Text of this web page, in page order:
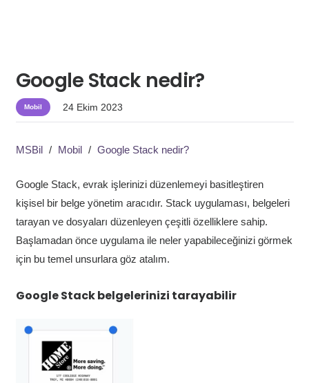
Google Stack nedir?
Mobil 24 Ekim 2023
MSBil / Mobil / Google Stack nedir?
Google Stack, evrak işlerinizi düzenlemeyi basitleştiren
kişisel bir belge yönetim aracıdır. Stack uygulaması, belgeleri
tarayan ve dosyaları düzenleyen çeşitli özelliklere sahip.
Başlamadan önce uygulama ile neler yapabileceğinizi görmek
için bu temel unsurlara göz atalım.
Google Stack belgelerinizi tarayabilir